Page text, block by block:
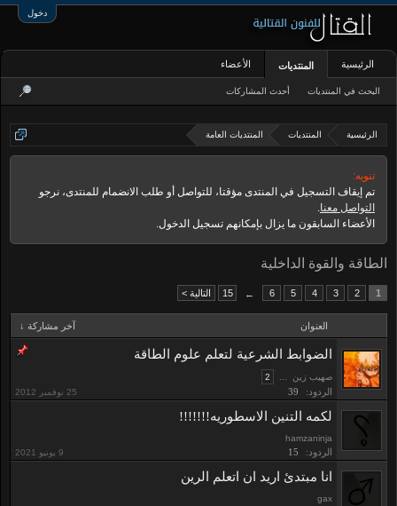
دخول
الرئيسية المنتديات المنتديات العامة
تنويه:
تم إيقاف التسجيل في المنتدى مؤقتا، للتواصل أو طلب الانضمام للمنتدى، نرجو
التواصل معنا.
الأعضاء السابقون ما يزال بإمكانهم تسجيل الدخول.
الطاقة والقوة الداخلية
1
2
3
4
5
6
←
15 التالية >
العنوان آخر مشاركة ↓
الضوابط الشرعية لتعلم علوم الطاقة
صهيب زين 2
الردود: 39
لكمه التنين الاسطوريه!!!!!!!
hamzaninja
الردود: 15
انا مبتدئ اريد ان اتعلم الرين
gax
الرئيسية المنتديات
البحث في المنتديات أحدث المشاركات
الأعضاء